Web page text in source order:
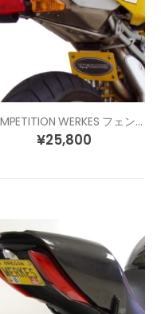
COMPETITION WERKES フェンダーレスキット DUCATI 749/999 モノポスト
¥25,800